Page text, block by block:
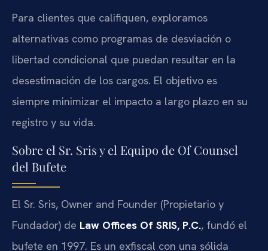
Para clientes que califiquen, exploramos
alternativas como programas de desviación o
libertad condicional que puedan resultar en la
desestimación de los cargos. El objetivo es
siempre minimizar el impacto a largo plazo en su
registro y su vida.
Sobre el Sr. Sris y el Equipo de Of Counsel
del Bufete
El Sr. Sris, Owner and Founder (Propietario y
Fundador) de Law Offices Of SRIS, P.C., fundó el
bufete en 1997. Es un exfiscal con una sólida